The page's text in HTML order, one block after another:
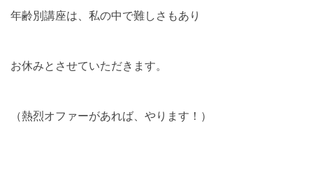
年齢別講座は、私の中で難しさもあり
お休みとさせていただきます。
（熱烈オファーがあれば、やります！）